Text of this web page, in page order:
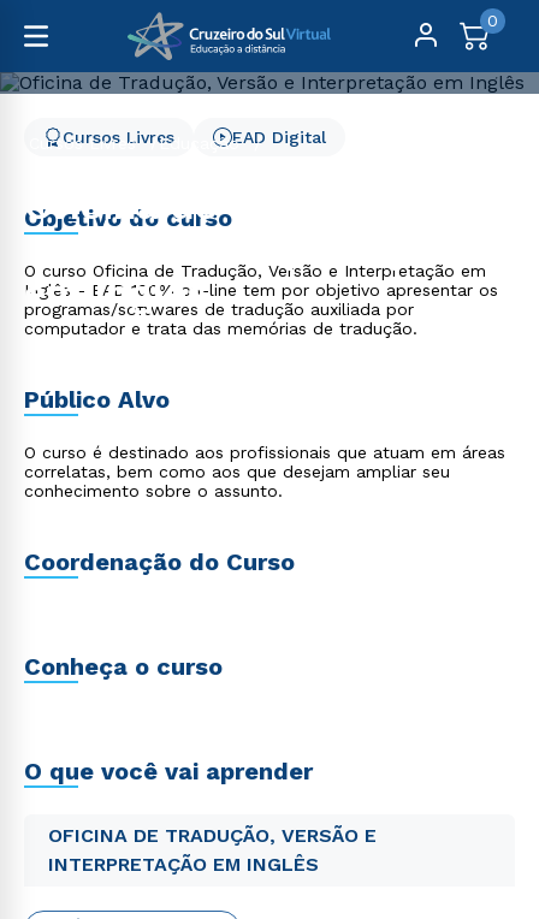
0
Cursos Livres
Educação
Oficina de Tradução,
Versão e Interpretação
em Inglês
Cursos Livres EAD Digital
Objetivo do curso
O curso Oficina de Tradução, Versão e Interpretação em
Inglês - EAD 100% on-line tem por objetivo apresentar os
programas/softwares de tradução auxiliada por
computador e trata das memórias de tradução.
Público Alvo
O curso é destinado aos profissionais que atuam em áreas
correlatas, bem como aos que desejam ampliar seu
conhecimento sobre o assunto.
Coordenação do Curso
Conheça o curso
O que você vai aprender
OFICINA DE TRADUÇÃO, VERSÃO E
INTERPRETAÇÃO EM INGLÊS